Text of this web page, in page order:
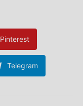
Pinterest
Telegram